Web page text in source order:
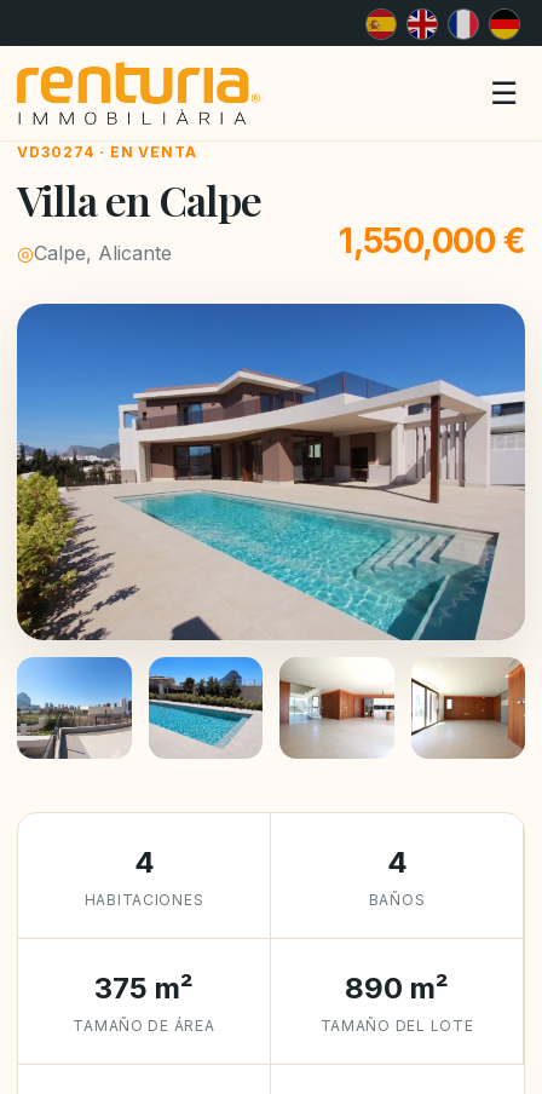
☰
VD30274 · EN VENTA
Villa en Calpe
◎Calpe, Alicante 1,550,000 €
4
HABITACIONES
4
BAÑOS
375 m²
TAMAÑO DE ÁREA
890 m²
TAMAÑO DEL LOTE